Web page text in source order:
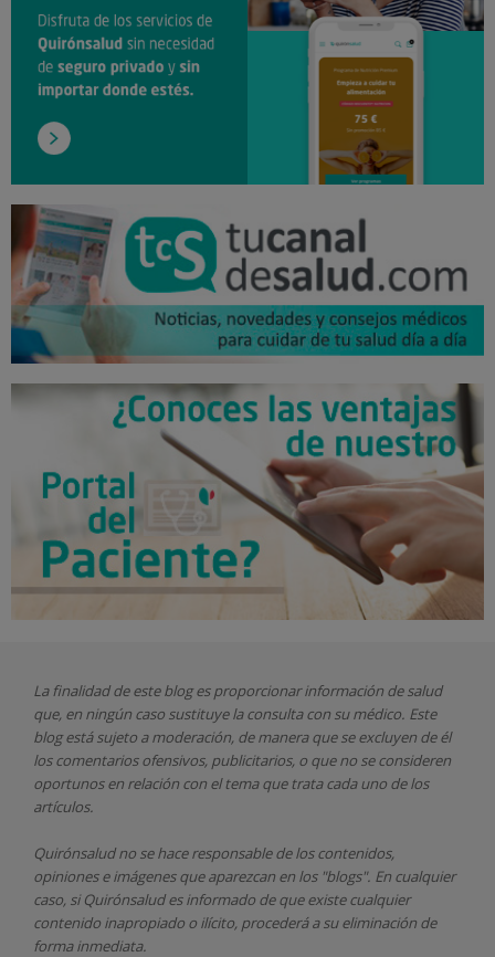
La finalidad de este blog es proporcionar información de salud
que, en ningún caso sustituye la consulta con su médico. Este
blog está sujeto a moderación, de manera que se excluyen de él
los comentarios ofensivos, publicitarios, o que no se consideren
oportunos en relación con el tema que trata cada uno de los
artículos.
Quirónsaludno se hace responsable de los contenidos,
opiniones e imágenes que aparezcan en los "blogs". En cualquier
caso, si Quirónsaludes informado de que existe cualquier
contenido inapropiado o ilícito, procederá a su eliminación de
forma inmediata.